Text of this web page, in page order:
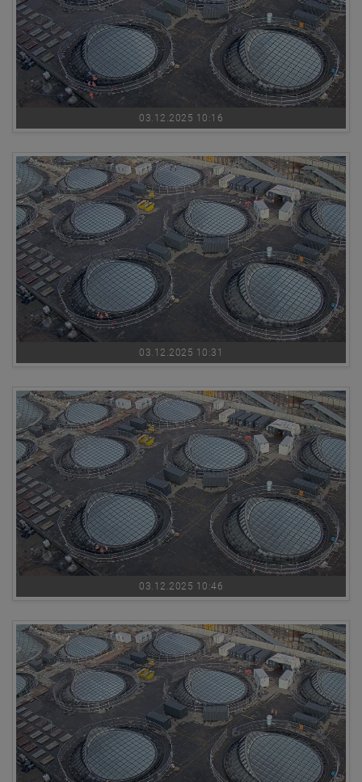
03.12.2025 10:16
03.12.2025 10:31
03.12.2025 10:46